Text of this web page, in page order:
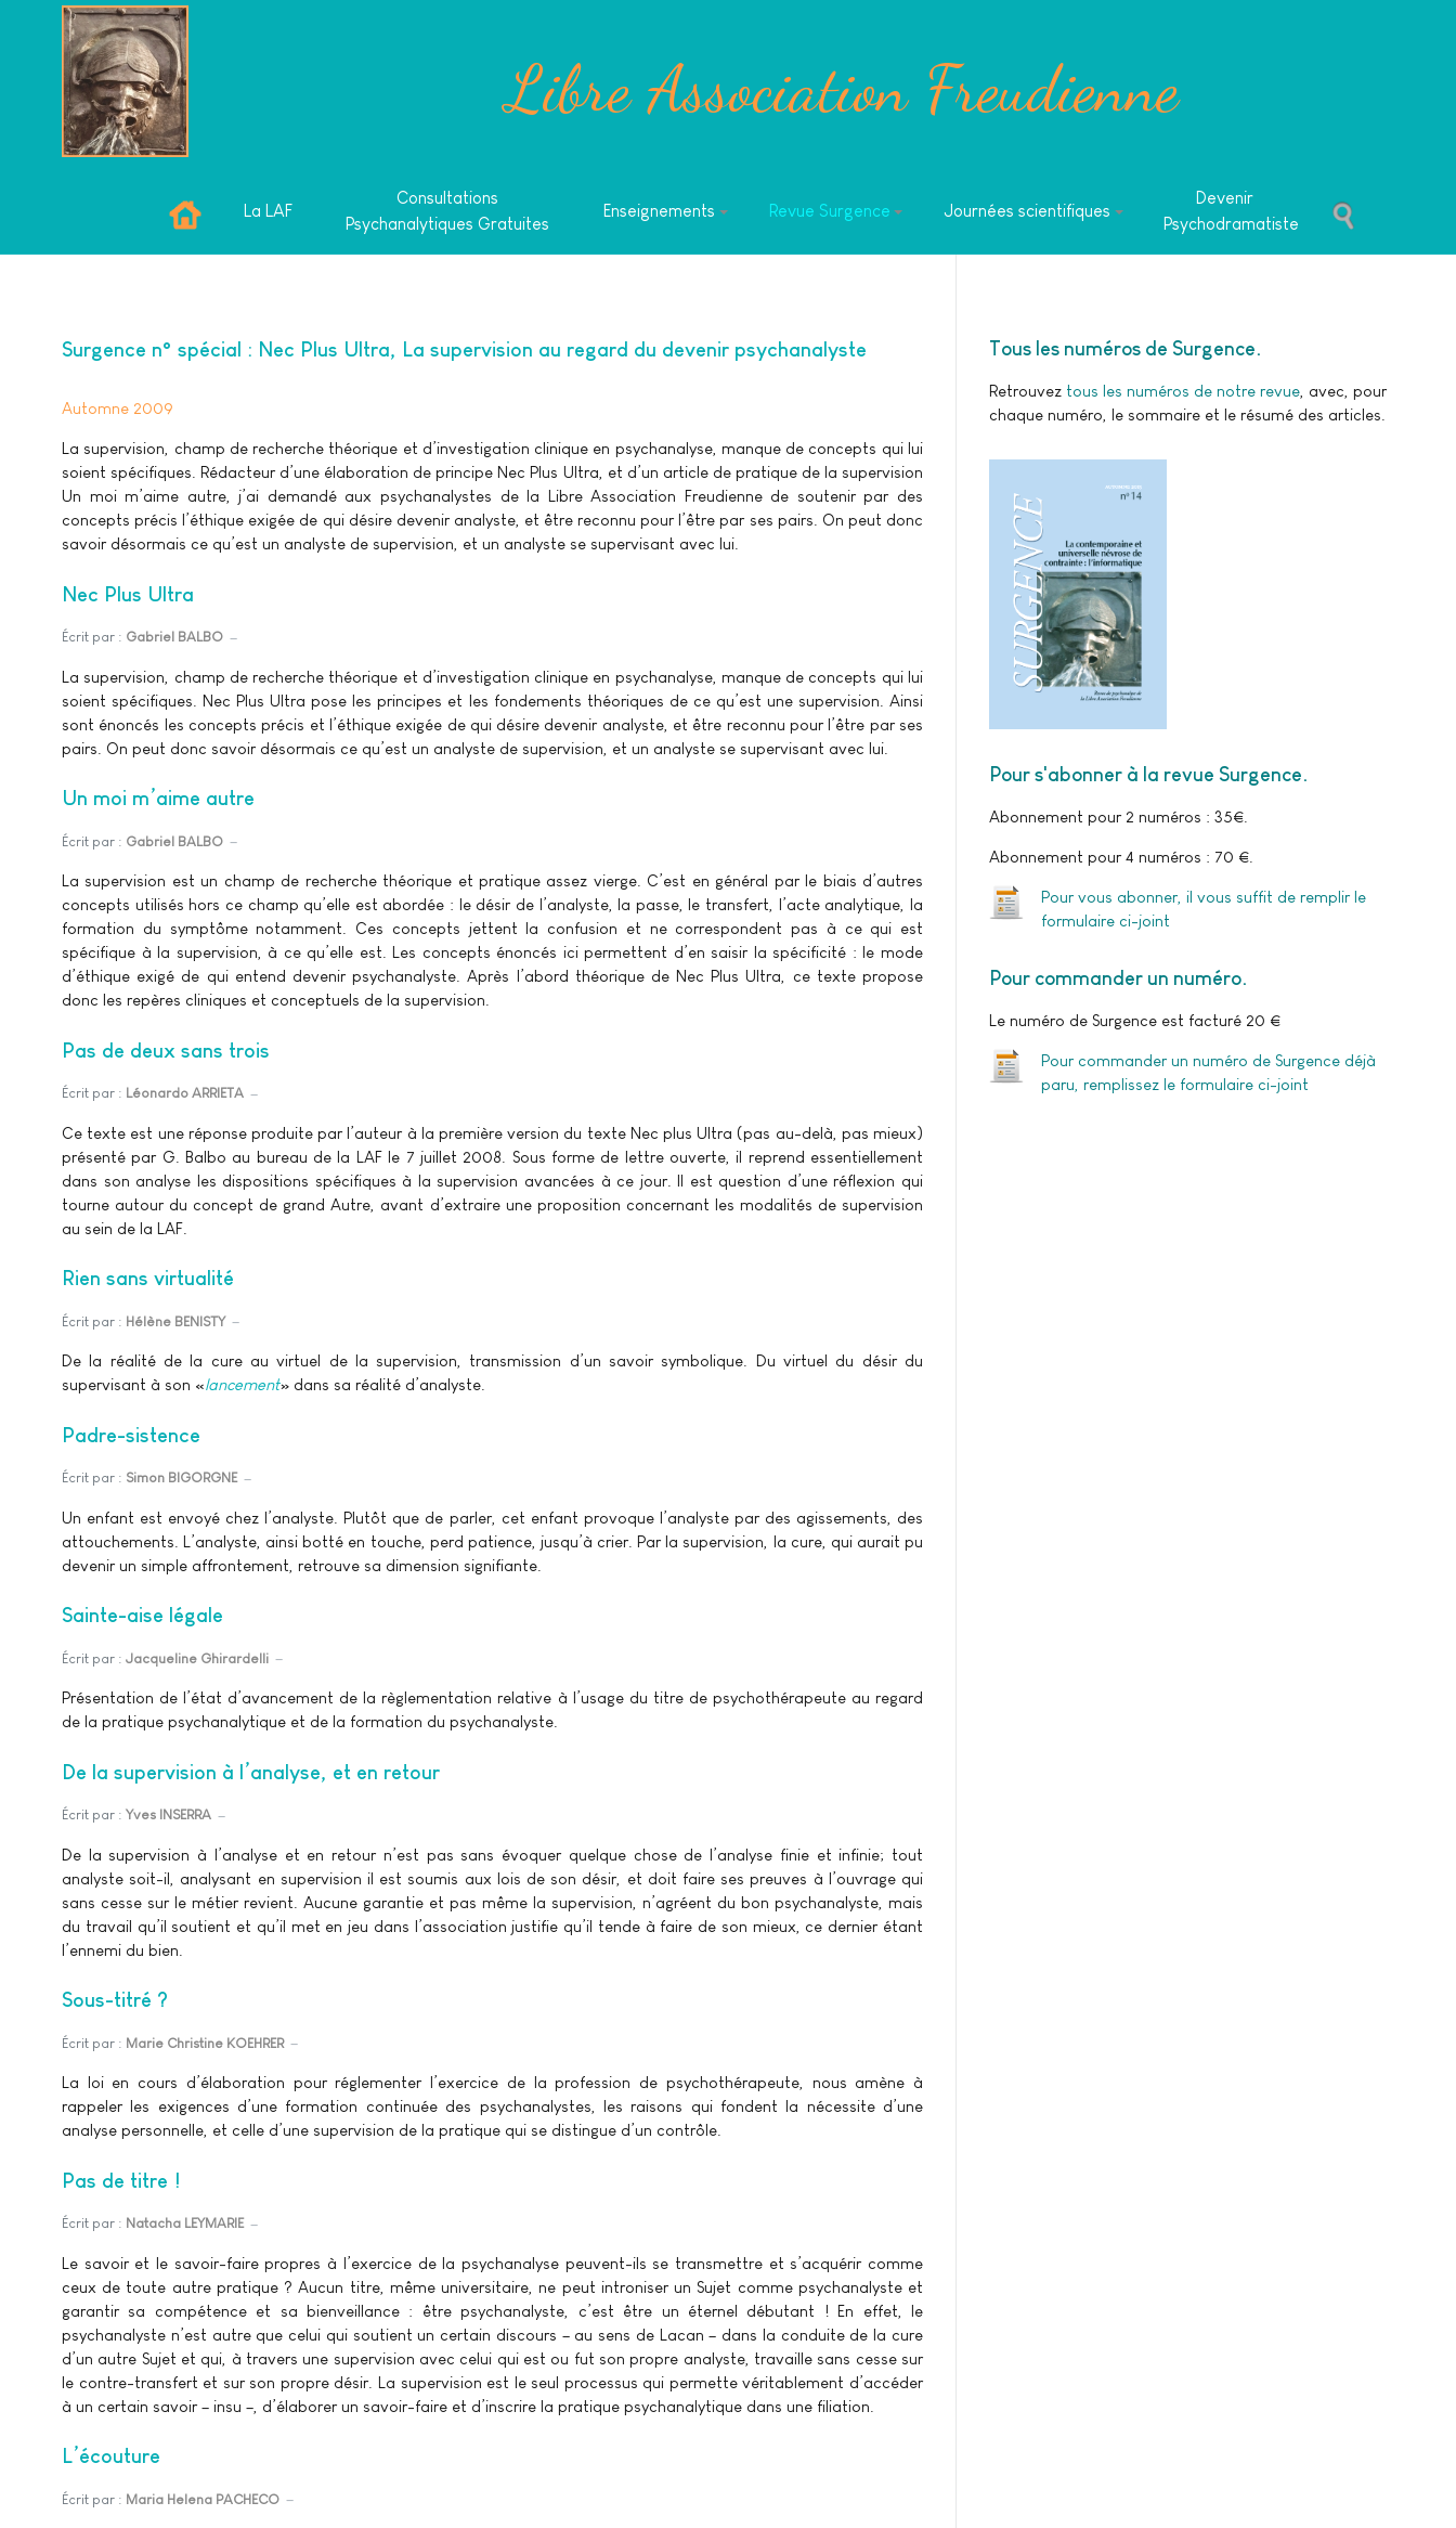
Libre Association Freudienne
La LAF
Consultations
Psychanalytiques Gratuites
Enseignements Revue Surgence Journées scientifiques
Devenir
Psychodramatiste
Surgence n° spécial : Nec Plus Ultra, La supervision au regard du devenir psychanalyste
Automne 2009
La supervision, champ de recherche théorique et d’investigation clinique en psychanalyse, manque de concepts qui lui
soient spécifiques. Rédacteur d’une élaboration de principe Nec Plus Ultra, et d’un article de pratique de la supervision
Un moi m’aime autre, j’ai demandé aux psychanalystes de la Libre Association Freudienne de soutenir par des
concepts précis l’éthique exigée de qui désire devenir analyste, et être reconnu pour l’être par ses pairs. On peut donc
savoir désormais ce qu’est un analyste de supervision, et un analyste se supervisant avec lui.
Nec Plus Ultra
Écrit par : Gabriel BALBO
La supervision, champ de recherche théorique et d’investigation clinique en psychanalyse, manque de concepts qui lui
soient spécifiques. Nec Plus Ultra pose les principes et les fondements théoriques de ce qu’est une supervision. Ainsi
sont énoncés les concepts précis et l’éthique exigée de qui désire devenir analyste, et être reconnu pour l’être par ses
pairs. On peut donc savoir désormais ce qu’est un analyste de supervision, et un analyste se supervisant avec lui.
Un moi m’aime autre
Écrit par : Gabriel BALBO
La supervision est un champ de recherche théorique et pratique assez vierge. C’est en général par le biais d’autres
concepts utilisés hors ce champ qu’elle est abordée : le désir de l’analyste, la passe, le transfert, l’acte analytique, la
formation du symptôme notamment. Ces concepts jettent la confusion et ne correspondent pas à ce qui est
spécifique à la supervision, à ce qu’elle est. Les concepts énoncés ici permettent d’en saisir la spécificité : le mode
d’éthique exigé de qui entend devenir psychanalyste. Après l’abord théorique de Nec Plus Ultra, ce texte propose
donc les repères cliniques et conceptuels de la supervision.
Pas de deux sans trois
Écrit par : Léonardo ARRIETA
Ce texte est une réponse produite par l’auteur à la première version du texte Nec plus Ultra (pas au-delà, pas mieux)
présenté par G. Balbo au bureau de la LAF le 7 juillet 2008. Sous forme de lettre ouverte, il reprend essentiellement
dans son analyse les dispositions spécifiques à la supervision avancées à ce jour. Il est question d’une réflexion qui
tourne autour du concept de grand Autre, avant d’extraire une proposition concernant les modalités de supervision
au sein de la LAF.
Rien sans virtualité
Écrit par : Hélène BENISTY
De la réalité de la cure au virtuel de la supervision, transmission d’un savoir symbolique. Du virtuel du désir du
supervisant à son «lancement» dans sa réalité d’analyste.
Padre-sistence
Écrit par : Simon BIGORGNE
Un enfant est envoyé chez l’analyste. Plutôt que de parler, cet enfant provoque l’analyste par des agissements, des
attouchements. L’analyste, ainsi botté en touche, perd patience, jusqu’à crier. Par la supervision, la cure, qui aurait pu
devenir un simple affrontement, retrouve sa dimension signifiante.
Sainte-aise légale
Écrit par : Jacqueline Ghirardelli
Présentation de l’état d’avancement de la règlementation relative à l’usage du titre de psychothérapeute au regard
de la pratique psychanalytique et de la formation du psychanalyste.
De la supervision à l’analyse, et en retour
Écrit par : Yves INSERRA
De la supervision à l’analyse et en retour n’est pas sans évoquer quelque chose de l’analyse finie et infinie; tout
analyste soit-il, analysant en supervision il est soumis aux lois de son désir, et doit faire ses preuves à l’ouvrage qui
sans cesse sur le métier revient. Aucune garantie et pas même la supervision, n’agréent du bon psychanalyste, mais
du travail qu’il soutient et qu’il met en jeu dans l’association justifie qu’il tende à faire de son mieux, ce dernier étant
l’ennemi du bien.
Sous-titré ?
Écrit par : Marie Christine KOEHRER
La loi en cours d’élaboration pour réglementer l’exercice de la profession de psychothérapeute, nous amène à
rappeler les exigences d’une formation continuée des psychanalystes, les raisons qui fondent la nécessite d’une
analyse personnelle, et celle d’une supervision de la pratique qui se distingue d’un contrôle.
Pas de titre !
Écrit par : Natacha LEYMARIE
Le savoir et le savoir-faire propres à l’exercice de la psychanalyse peuvent-ils se transmettre et s’acquérir comme
ceux de toute autre pratique ? Aucun titre, même universitaire, ne peut introniser un Sujet comme psychanalyste et
garantir sa compétence et sa bienveillance : être psychanalyste, c’est être un éternel débutant ! En effet, le
psychanalyste n’est autre que celui qui soutient un certain discours – au sens de Lacan – dans la conduite de la cure
d’un autre Sujet et qui, à travers une supervision avec celui qui est ou fut son propre analyste, travaille sans cesse sur
le contre-transfert et sur son propre désir. La supervision est le seul processus qui permette véritablement d’accéder
à un certain savoir – insu –, d’élaborer un savoir-faire et d’inscrire la pratique psychanalytique dans une filiation.
L’écouture
Écrit par : Maria Helena PACHECO
Tous les numéros de Surgence
Retrouvez tous les numéros de notre revue , avec, pour
chaque numéro, le sommaire et le résumé des articles.
Pour s'abonner à la revue Surgence
Abonnement pour 2 numéros : 35€.
Abonnement pour 4 numéros : 70 €.
Pour vous abonner, il vous suffit de remplir le
formulaire ci-joint
Pour commander un numéro
Le numéro de Surgence est facturé 20 €
Pour commander un numéro de Surgence déjà
paru, remplissez le formulaire ci-joint